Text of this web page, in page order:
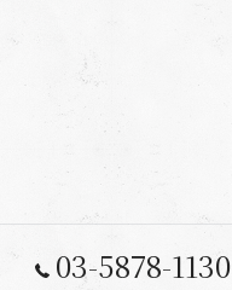
03-5878-1130